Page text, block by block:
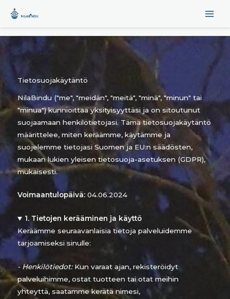
sisältöön
Tietosuojakäytäntö
NilaBindu ("me", "meidän", "meitä", "minä", "minun" tai
"minua") kunnioittaa yksityisyyttäsi ja on sitoutunut
suojaamaan henkilötietojasi. Tämä tietosuojakäytäntö
määrittelee, miten keräämme, käytämme ja
suojelemme tietojasi Suomen ja EU:n säädösten,
mukaan lukien yleisen tietosuoja-asetuksen (GDPR),
mukaisesti.
Voimaantulopäivä: 04.06.2024
1. Tietojen kerääminen ja käyttö
Keräämme seuraavanlaisia tietoja palveluidemme
tarjoamiseksi sinulle:
- Henkilötiedot:Kun varaat ajan, rekisteröidyt
palveluihimme, ostat tuotteen tai otat meihin
yhteyttä, saatamme kerätä nimesi,